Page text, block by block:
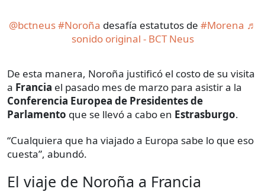
@bctneus#Noroña desafía estatutos de #Morena ♬
sonido original - BCT Neus
De esta manera, Noroña justificó el costo de su visita
a Francia el pasado mes de marzo para asistir a la
Conferencia Europea de Presidentes de
Parlamento que se llevó a cabo en Estrasburgo.
“Cualquiera que ha viajado a Europa sabe lo que eso
cuesta”, abundó.
El viaje de Noroña a Francia